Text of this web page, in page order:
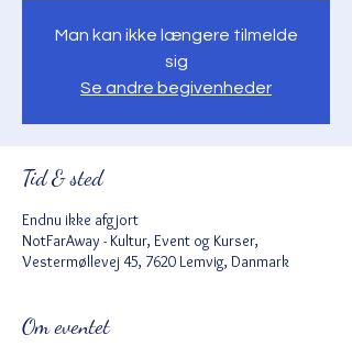
Man kan ikke længere tilmelde
sig
Se andre begivenheder
Tid & sted
Endnu ikke afgjort
NotFarAway - Kultur, Event og Kurser,
Vestermøllevej 45, 7620 Lemvig, Danmark
Om eventet